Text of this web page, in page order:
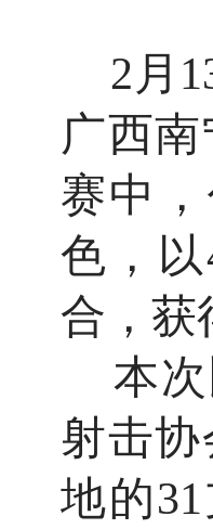
2月
广西
赛中
色，
合，获
本次
射击
地的